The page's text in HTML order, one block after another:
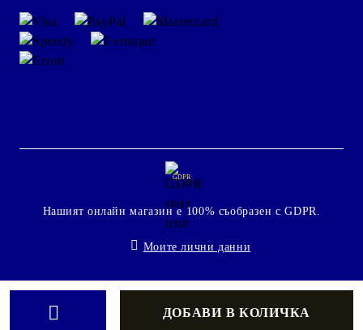
GDPR
Нашият онлайн магазин е 100% съобразен с GDPR.
Моите лични данни